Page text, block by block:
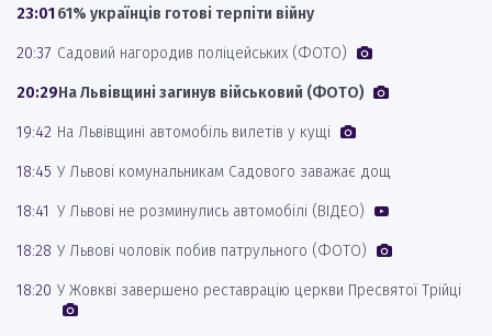
23:01 61% українців готові терпіти війну
20:37 Садовий нагородив поліцейських (ФОТО)
20:29На Львівщині загинув військовий (ФОТО)
19:42 На Львівщині автомобіль вилетів у кущі
18:45 У Львові комунальникам Садового заважає дощ
18:41 У Львові не розминулись автомобілі (ВІДЕО)
18:28 У Львові чоловік побив патрульного (ФОТО)
18:20 У Жовкві завершено реставрацію церкви Пресвятої Трійці